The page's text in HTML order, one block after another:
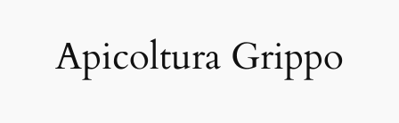
Apicoltura Grippo